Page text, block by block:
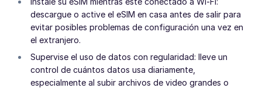
descargue o active el eSIM en casa antes de salir para
evitar posibles problemas de configuración una vez en
el extranjero.
Supervise el uso de datos con regularidad: lleve un
control de cuántos datos usa diariamente,
especialmente al subir archivos de video grandes o